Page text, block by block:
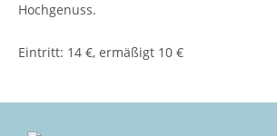
Hochgenuss.
Eintritt: 14 €, ermäßigt 10 €